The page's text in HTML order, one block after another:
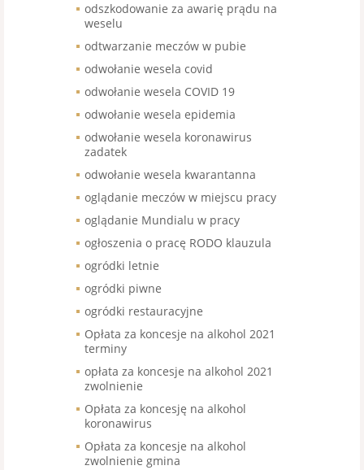
odszkodowanie za awarię prądu na
weselu
odtwarzanie meczów w pubie
odwołanie wesela covid
odwołanie wesela COVID 19
odwołanie wesela epidemia
odwołanie wesela koronawirus
zadatek
odwołanie wesela kwarantanna
oglądanie meczów w miejscu pracy
oglądanie Mundialu w pracy
ogłoszenia o pracę RODO klauzula
ogródki letnie
ogródki piwne
ogródki restauracyjne
Opłata za koncesje na alkohol 2021
terminy
opłata za koncesje na alkohol 2021
zwolnienie
Opłata za koncesję na alkohol
koronawirus
Opłata za koncesje na alkohol
zwolnienie gmina